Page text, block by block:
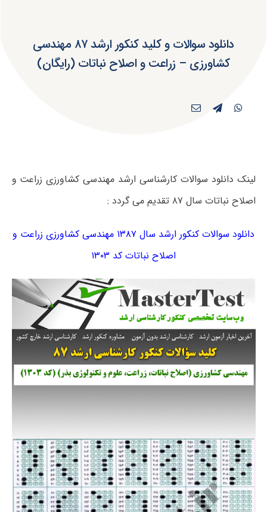
دانلود سوالات و کلید کنکور ارشد ۸۷ مهندسی
کشاورزی – زراعت و اصلاح نباتات (رایگان)
لینک دانلود سوالات کارشناسی ارشد مهندسی کشاورزی زراعت و
اصلاح نباتات سال ۸۷ تقدیم می گردد :
دانلود سوالات کنکور ارشد سال ۱۳۸۷ مهندسی کشاورزی زراعت و
اصلاح نباتات کد ۱۳۰۳